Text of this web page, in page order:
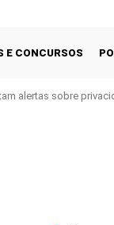
E CONCURSOS
alertas sobre